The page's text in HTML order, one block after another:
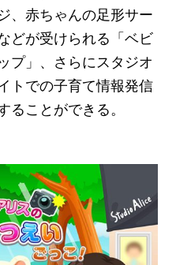
、赤ちゃんの足形サー
どが受けられる「ベビ
プ」、さらにスタジオ
トでの子育て情報発信
ることができる。